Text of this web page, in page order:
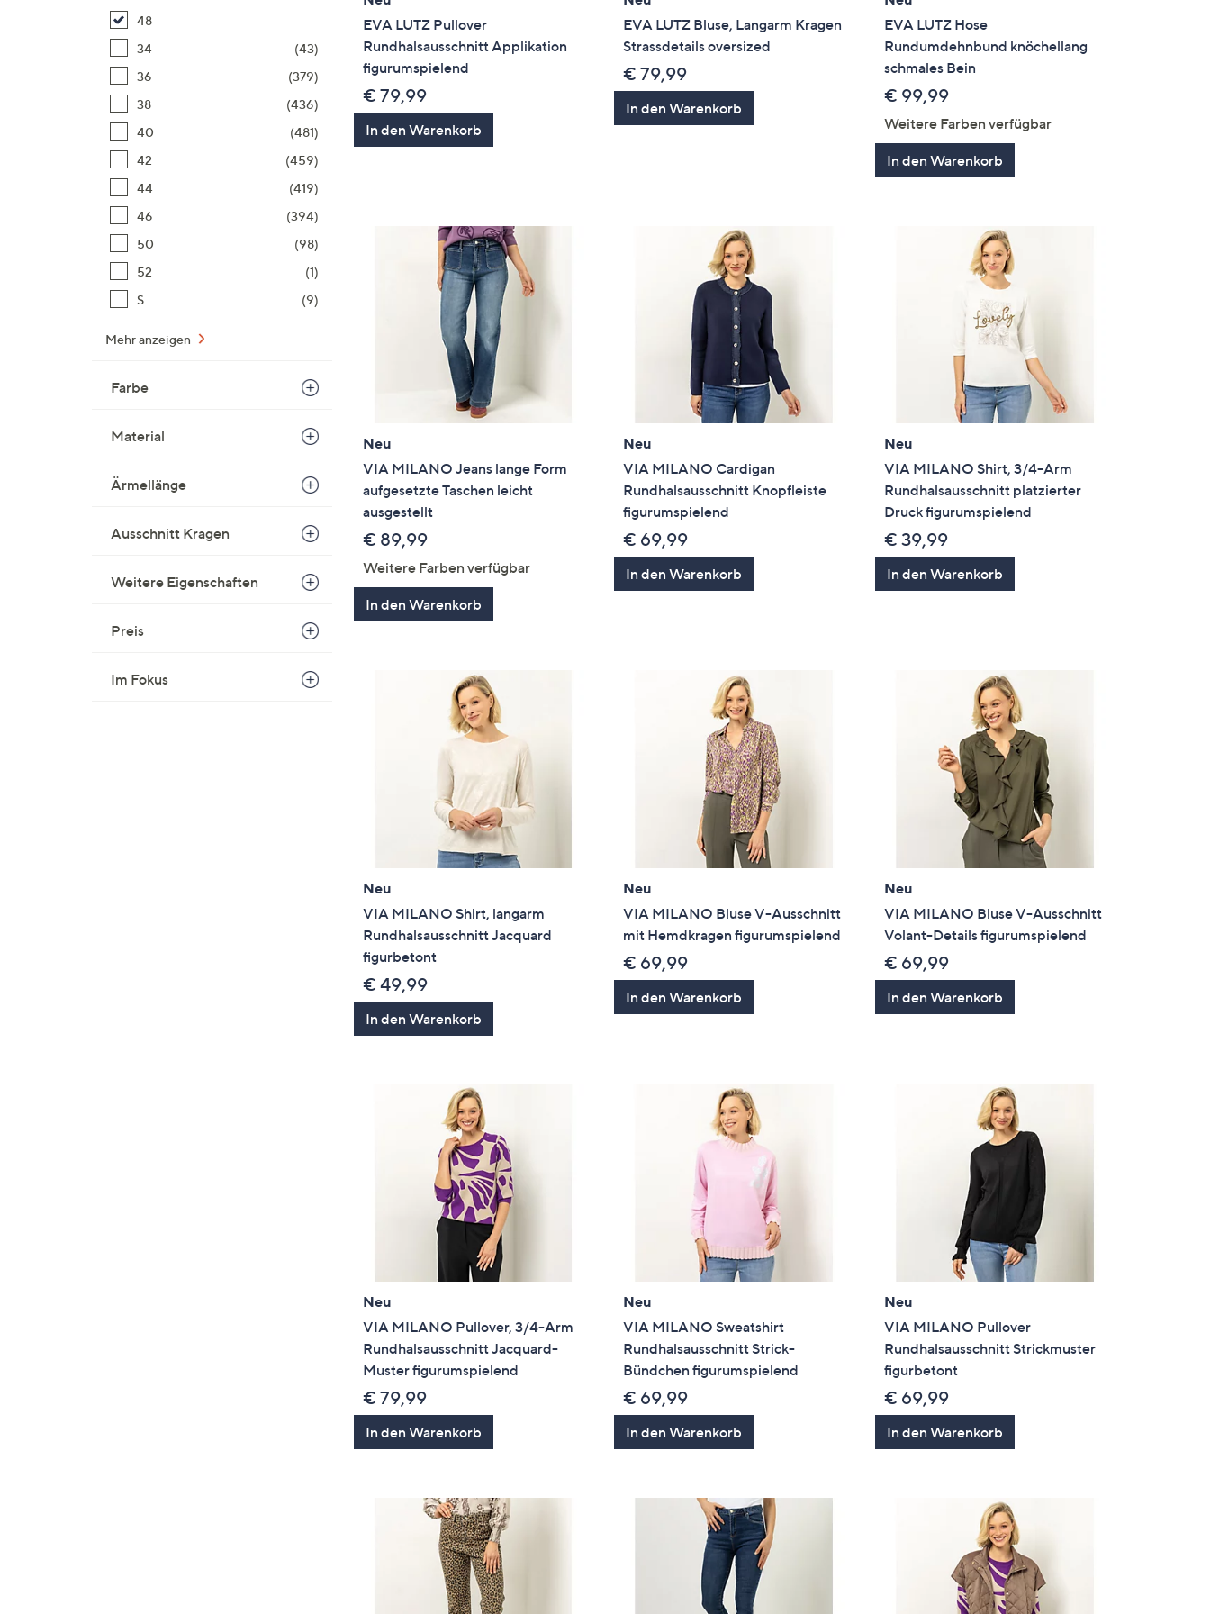
48
34
(43)
36
(379)
38
(436)
40
(481)
42
(459)
44
(419)
46
(394)
50
(98)
52
(1)
S
(9)
Mehr anzeigen
Farbe
Material
Ärmellänge
Ausschnitt Kragen
Weitere Eigenschaften
Preis
Im Fokus
EVA LUTZ Pullover
Rundhalsausschnitt Applikation
figurumspielend
€ 79,99
In den Warenkorb
EVA LUTZ Bluse, Langarm Kragen
Strassdetails oversized
€ 79,99
In den Warenkorb
EVA LUTZ Hose
Rundumdehnbund knöchellang
schmales Bein
€ 99,99
Weitere Farben verfügbar
In den Warenkorb
Neu
VIA MILANO Jeans lange Form
aufgesetzte Taschen leicht
ausgestellt
€ 89,99
Weitere Farben verfügbar
In den Warenkorb
Neu
VIA MILANO Cardigan
Rundhalsausschnitt Knopfleiste
figurumspielend
€ 69,99
In den Warenkorb
Neu
VIA MILANO Shirt, 3/4-Arm
Rundhalsausschnitt platzierter
Druck figurumspielend
€ 39,99
In den Warenkorb
Neu
VIA MILANO Shirt, langarm
Rundhalsausschnitt Jacquard
figurbetont
€ 49,99
In den Warenkorb
Neu
VIA MILANO Bluse V-Ausschnitt
mit Hemdkragen figurumspielend
€ 69,99
In den Warenkorb
Neu
VIA MILANO Bluse V-Ausschnitt
Volant-Details figurumspielend
€ 69,99
In den Warenkorb
Neu
VIA MILANO Pullover, 3/4-Arm
Rundhalsausschnitt Jacquard-
Muster figurumspielend
€ 79,99
In den Warenkorb
Neu
VIA MILANO Sweatshirt
Rundhalsausschnitt Strick-
Bündchen figurumspielend
€ 69,99
In den Warenkorb
Neu
VIA MILANO Pullover
Rundhalsausschnitt Strickmuster
figurbetont
€ 69,99
In den Warenkorb